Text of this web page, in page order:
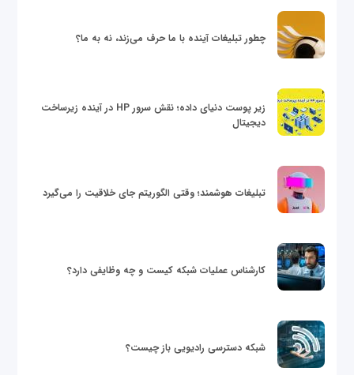
چطور تبلیغات آینده با ما حرف می‌زند، نه به ما؟
زیر پوست دنیای داده؛ نقش سرور HP در آینده زیرساخت
دیجیتال
تبلیغات هوشمند؛ وقتی الگوریتم جای خلاقیت را می‌گیرد
کارشناس عملیات شبکه کیست و چه وظایفی دارد؟
شبکه دسترسی رادیویی باز چیست؟